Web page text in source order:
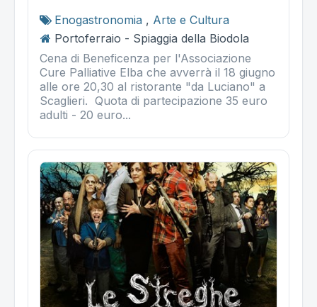
Enogastronomia , Arte e Cultura
Portoferraio - Spiaggia della Biodola
Cena di Beneficenza per l'Associazione
Cure Palliative Elba che avverrà il 18 giugno
alle ore 20,30 al ristorante "da Luciano" a
Scaglieri. Quota di partecipazione 35 euro
adulti - 20 euro...